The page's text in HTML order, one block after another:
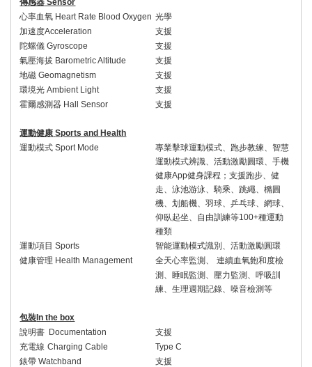
心率血氧 Heart Rate Blood Oxygen 光學
加速度Acceleration
支援
陀螺儀 Gyroscope
支援
氣壓海拔 Barometric Altitude
支援
地磁 Geomagnetism
支援
環境光 Ambient Light
支援
霍爾感測器 Hall Sensor 支援
運動健康 Sports and Health
運動模式 Sport Mode
專業擊球運動模式、跑步教練、智慧
運動模式辨識、活動激勵圓環、手機
健康App健身課程；支援跑步、健
走、泳池游泳、騎乘、跳繩、橢圓
機、划船機、羽球、乒乓球、網球、
仰臥起坐、自由訓練等100+種運動
種類
運動項目 Sports
智能運動模式識別、活動激勵圓環
健康管理 Health Management 全天心率監測、
連續血氧飽和度檢
測、睡眠監測、壓力監測、呼吸訓
練、生理週期記錄、噪音檢測等
包裝In the box
說明書 Documentation
支援
充電線 Charging Cable
Type C
錶帶 Watchband 支援